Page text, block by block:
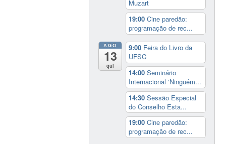
Muzart
19:00Cine paredão:
programação de rec...
AGO
13
qui
9:00 Feira do Livro da
UFSC
14:00Seminário
Internacional ‘Ninguém...
14:30Sessão Especial
do Conselho Esta...
19:00Cine paredão:
programação de rec...